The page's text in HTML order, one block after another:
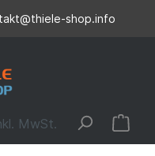
shop.info
MwSt.